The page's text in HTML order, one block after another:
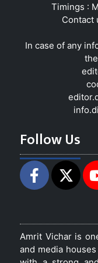
Timings :
Contact
In case of any
Follow Us
Amrit Vichar is
and media